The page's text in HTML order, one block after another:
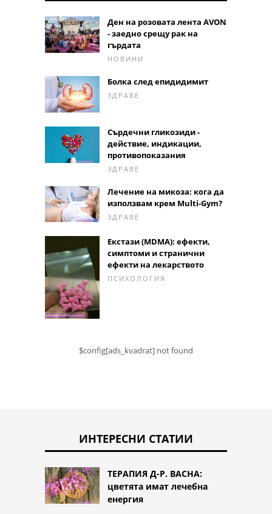
Ден на розовата лента AVON
- заедно срещу рак на
гърдата
НОВИНИ
Болка след епидидимит
ЗДРАВЕ
Сърдечни гликозиди -
действие, индикации,
противопоказания
ЗДРАВЕ
Лечение на микоза: кога да
използвам крем Multi-Gym?
ЗДРАВЕ
Екстази (MDMA): ефекти,
симптоми и странични
ефекти на лекарството
ПСИХОЛОГИЯ
$config[ads_kvadrat] not found
ИНТЕРЕСНИ СТАТИИ
ТЕРАПИЯ Д-Р. BACHA:
цветята имат лечебна
енергия